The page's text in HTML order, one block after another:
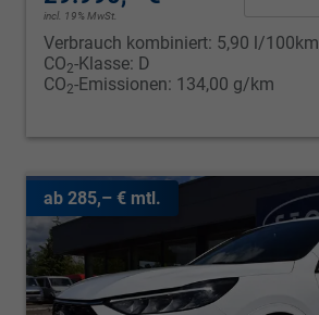
incl. 19% MwSt.
Verbrauch kombiniert: 5,90 l/100km
CO2-Klasse: D
CO2-Emissionen: 134,00 g/km
ab 285,– € mtl.